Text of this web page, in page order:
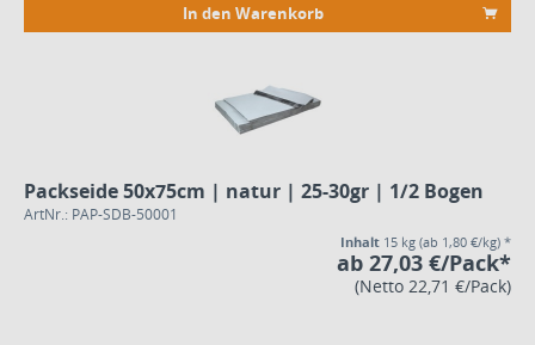
In den Warenkorb
Packseide 50x75cm | natur | 25-30gr | 1/2 Bogen
ArtNr.: PAP-SDB-50001
Inhalt 15 kg (ab 1,80 €/kg) *
ab 27,03 €/Pack*
(Netto 22,71 €/Pack)